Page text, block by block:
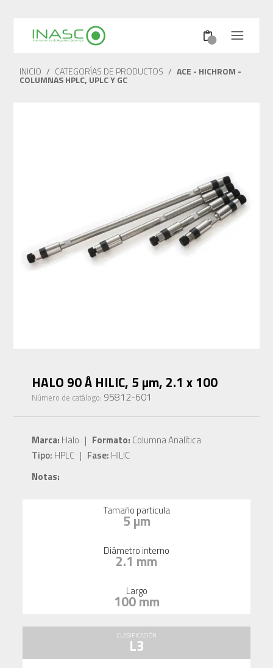
INICIO / CATEGORÍAS DE PRODUCTOS / ACE - HICHROM -
COLUMNAS HPLC, UPLC Y GC
HALO 90 Å HILIC, 5 µm, 2.1 x 100
Número de catálogo: 95812-601
Marca: Halo | Formato: Columna Analítica
Tipo: HPLC | Fase: HILIC
Notas:
Tamaño particula
5 µm
Diámetro interno
2.1 mm
Largo
100 mm
CLASIFICACIÓN
L3